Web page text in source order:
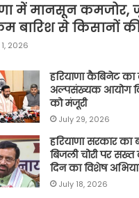
में मानसून कमजोर,
बारिश से किसानों
2026
हरियाणा कैबिनेट
अल्पसंख्यक आयोग
को मंजूरी
July 29, 2026
हरियाणा सरकार का
बिजली चोरी पर सख्त
दिन का विशेष
July 18, 2026